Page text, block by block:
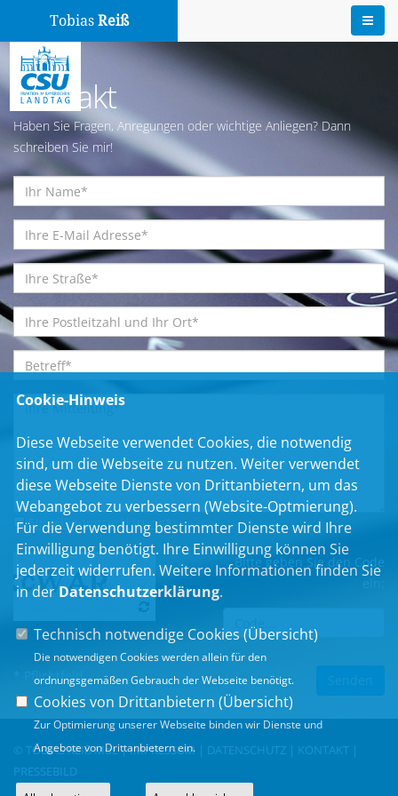
Tobias Reiß
Kontakt
Haben Sie Fragen, Anregungen oder wichtige Anliegen? Dann
schreiben Sie mir!
Einwilligungserklärung*
Bitte geben Sie den Code
* Pflichtfeld
© TOBIAS REIß MdL |IMPRESSUM DATENSCHUTZ KONTAKT
PRESSEBILD
Cookie-Hinweis
Diese Webseite verwendet Cookies, die notwendig
sind, um die Webseite zu nutzen. Weiter verwendet
diese Webseite Dienste von Drittanbietern, um das
Webangebot zu verbessern (Website-Optmierung).
Für die Verwendung bestimmter Dienste wird Ihre
Einwilligung benötigt. Ihre Einwilligung können Sie
jederzeit widerrufen. Weitere Informationen finden Sie
in der Datenschutzerklärung.
Technisch notwendige Cookies (Übersicht)
Die notwendigen Cookies werden allein für den
ordnungsgemäßen Gebrauch der Webseite benötigt.
Cookies von Drittanbietern (Übersicht)
Zur Optimierung unserer Webseite binden wir Dienste und
Angebote von Drittanbietern ein.